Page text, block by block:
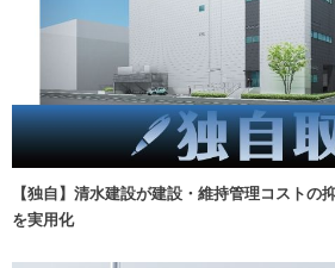
【独自】清水建設が建設・維持管理コストの
を実用化